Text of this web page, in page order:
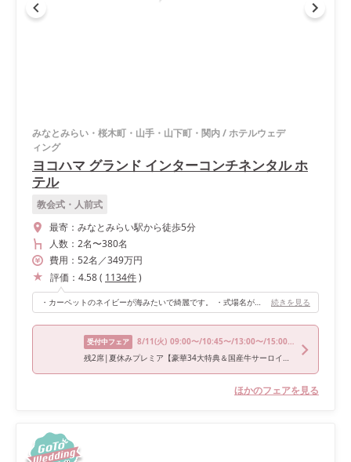
みなとみらい・桜木町・山手・山下町・関内/ホテルウェデ
ィング
ヨコハマ グランド インターコンチネンタル ホ
テル
教会式・人前式
最寄： みなとみらい駅から徒歩5分
人数： 2名〜380名
費用： 52名 ／349万円
評価： 4.58( 1134件)
・カーペットのネイビーが海みたいで綺麗です。 ・式場名が、そもそもお気に入り(ベイビュー)です。 ・高砂の後ろに、ベイブリッジや横浜の海を一望できるので、最高の眺めです。圧巻されました。 続きを見る
受付中フェア 8/11(火) 09:00〜/10:45〜/13:00〜/15:00〜/17:00〜
残2席|夏休みプレミア【豪華34大特典＆国産牛サーロイン試食】海×緑*非日常感溢れるみなとみらい絶景《年イチお得なプレミアムフェア！ドレス優待＆宿泊券プレゼントも！》
ほかのフェアを見る